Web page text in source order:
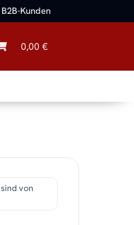
B2B-Kunden
0,00 €
sind von